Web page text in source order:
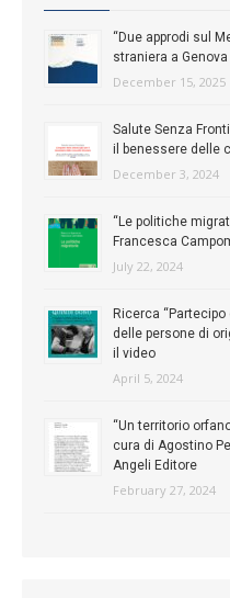
“Due approdi sul
straniera a Genova
December 15, 2025
Salute Senza
il benessere delle
December 3, 2024
“Le politiche
Francesca
July 22, 2024
Ricerca
delle persone di
il video
April 5, 2024
“Un territorio
cura di Agostino
Angeli Editore
February 27, 2024